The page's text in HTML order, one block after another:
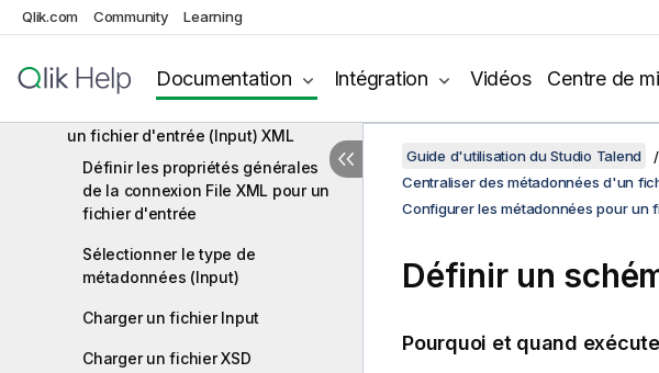
Qlik.com Community Learning
Documentation Intégration Vidéos Centre de
Regex
fichier XML
un fichier d'entrée (Input) XML
Définir les propriétés générales
de la connexion File XML pour un
fichier d'entrée
Sélectionner le type de
métadonnées (Input)
Charger un fichier Input
Charger un fichier XSD
Guide d'utilisation du Studio Talend
Centraliser des métadonnées d'un
Configurer les métadonnées pour un
Définir un
Pourquoi et quand